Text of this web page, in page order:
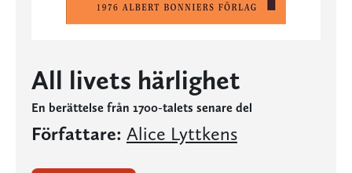
All livets härlighet
En berättelse från 1700-talets senare del
Författare: Alice Lyttkens